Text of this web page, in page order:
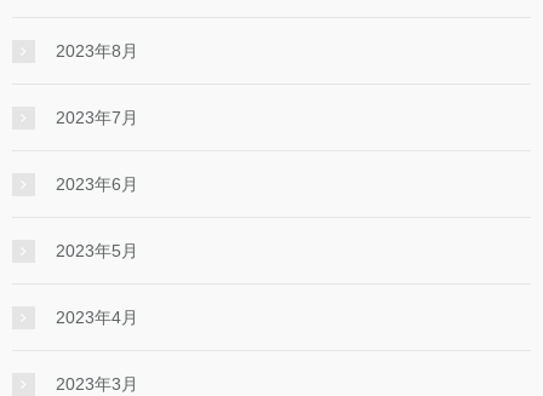
2023年8月
2023年7月
2023年6月
2023年5月
2023年4月
2023年3月